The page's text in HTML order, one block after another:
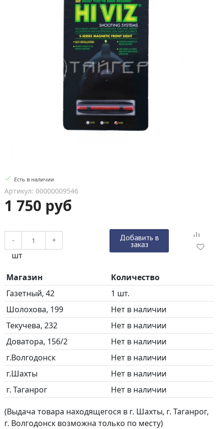
Есть в наличии
Артикул: 00000009546
1 750 руб
- +
шт
Добавить в
заказ
Магазин
Количество
Газетный, 42
1 шт.
Шолохова, 199
Нет в наличии
Текучева, 232
Нет в наличии
Доватора, 156/2
Нет в наличии
г.Волгодонск
Нет в наличии
г.Шахты
Нет в наличии
г. Таганрог
Нет в наличии
(Выдача товара находящегося в г. Шахты, г. Таганрог,
г. Волгодонск возможна только по месту)